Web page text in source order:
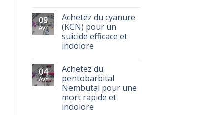
09
Avr
Achetez du cyanure
(KCN) pour un
suicide efficace et
indolore
04
Avr
Achetez du
pentobarbital
Nembutal pour une
mort rapide et
indolore